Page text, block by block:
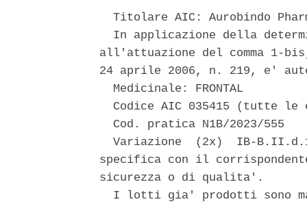
Titolare AIC: Aurobindo
In applicazione della
all'attuazione del comma 1-
24 aprile 2006, n. 219, e'
  Medicinale: FRONTAL
Codice AIC 035415 (tutte
  Cod. pratica N1B/2023/555
Variazione  (2x)  IB-
specifica con il
sicurezza o di qualita'.
I lotti gia' prodotti sono